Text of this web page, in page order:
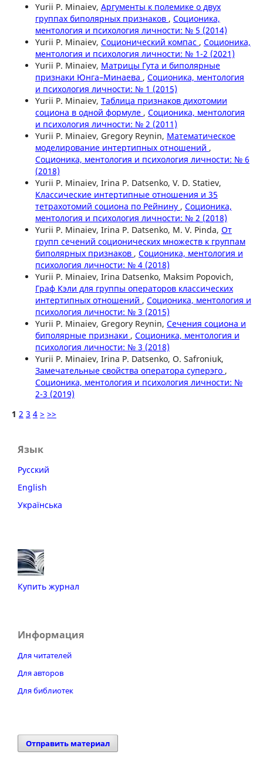
Yurii P. Minaiev, Аргументы к полемике о двух
группах биполярных признаков , Соционика,
ментология и психология личности: № 5 (2014)
Yurii P. Minaiev, Соционический компас , Соционика,
ментология и психология личности: № 1-2 (2021)
Yurii P. Minaiev, Матрицы Гута и биполярные
признаки Юнга–Минаева , Соционика, ментология
и психология личности: № 1 (2015)
Yurii P. Minaiev, Таблица признаков дихотомии
социона в одной формуле , Соционика, ментология
и психология личности: № 2 (2011)
Yurii P. Minaiev, Gregory Reynin, Математическое
моделирование интертипных отношений ,
Соционика, ментология и психология личности: № 6
(2018)
Yurii P. Minaiev, Irina P. Datsenko, V. D. Statiev,
Классические интертипные отношения и 35
тетрахотомий социона по Рейнину , Соционика,
ментология и психология личности: № 2 (2018)
Yurii P. Minaiev, Irina P. Datsenko, M. V. Pinda, От
групп сечений соционических множеств к группам
биполярных признаков , Соционика, ментология и
психология личности: № 4 (2018)
Yurii P. Minaiev, Irina Datsenko, Maksim Popovich,
Граф Кэли для группы операторов классических
интертипных отношений , Соционика, ментология и
психология личности: № 3 (2015)
Yurii P. Minaiev, Gregory Reynin, Сечения социона и
биполярные признаки , Соционика, ментология и
психология личности: № 3 (2018)
Yurii P. Minaiev, Irina P. Datsenko, O. Safroniuk,
Замечательные свойства оператора суперэго ,
Соционика, ментология и психология личности: №
2-3 (2019)
1 2 3 4 > >>
Язык
Русский
English
Українська
Купить журнал
Информация
Для читателей
Для авторов
Для библиотек
Отправить материал